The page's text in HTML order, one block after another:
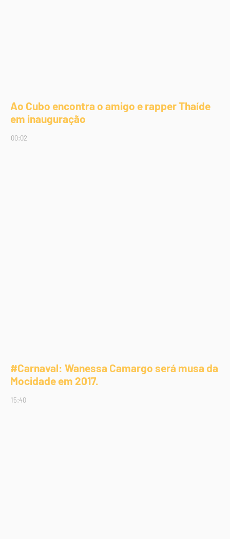
Ao Cubo encontra o amigo e rapper Thaíde
em inauguração
00:02
#Carnaval: Wanessa Camargo será musa da
Mocidade em 2017.
15:40